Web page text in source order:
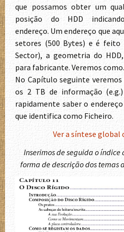
que possamos obter um
posição do HDD
endereço. Um endereço que
setores (500 Bytes) e é feito
Sector), a geometria do
para fabricante. Veremos como.
No Capítulo seguinte
os 2 TB de informação
rapidamente saber o
que identifica como Ficheiro.
Ver a síntese
Inserimos de seguida o
forma de descrição dos temas